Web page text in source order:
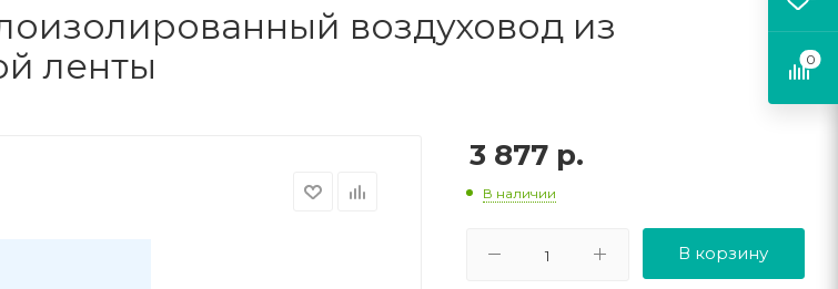
воздуховод из
ленты
3 877 р.
В наличии
В корзину
0